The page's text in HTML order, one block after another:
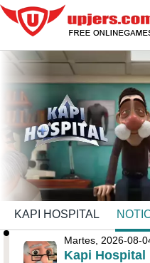
KAPI HOSPITAL
Martes, 2026-08-
Kapi Hospital